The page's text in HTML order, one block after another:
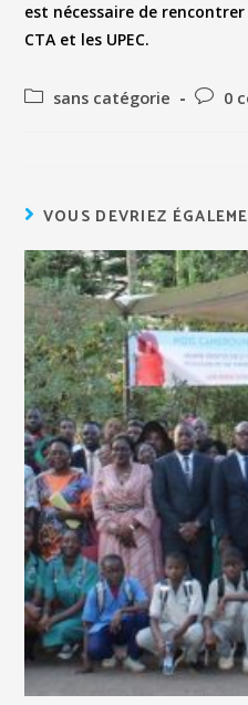
est nécessaire de
CTA et les UPEC.
sans catégorie 0
VOUS DEVRIEZ